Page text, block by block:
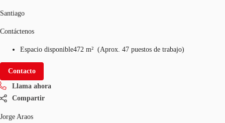
Santiago
Contáctenos
Espacio disponible472 m² (Aprox. 47 puestos de trabajo)
Contacto
Llama ahora
Compartir
Jorge Araos